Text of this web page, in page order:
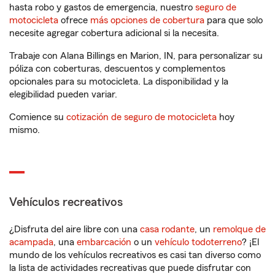
hasta robo y gastos de emergencia, nuestro seguro de
motocicleta ofrece más opciones de cobertura para que solo
necesite agregar cobertura adicional si la necesita.
Trabaje con Alana Billings en Marion, IN, para personalizar su
póliza con coberturas, descuentos y complementos
opcionales para su motocicleta. La disponibilidad y la
elegibilidad pueden variar.
Comience su cotización de seguro de motocicleta hoy
mismo.
Vehículos recreativos
¿Disfruta del aire libre con una casa rodante, un remolque de
acampada, una embarcación o un vehículo todoterreno? ¡El
mundo de los vehículos recreativos es casi tan diverso como
la lista de actividades recreativas que puede disfrutar con